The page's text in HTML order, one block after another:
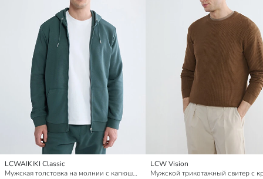
LCWAIKIKI Classic
Мужская толстовка на молнии с капюшоном
LCW Vision